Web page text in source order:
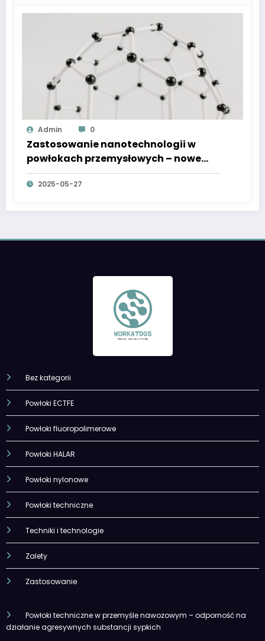
Admin 0
Zastosowanie nanotechnologii w
powłokach przemysłowych – nowe
możliwości
2025-05-27
Bez kategorii
Powłoki ECTFE
Powłoki fluoropolimerowe
Powłoki HALAR
Powłoki nylonowe
Powłoki techniczne
Techniki i technologie
Zalety
Zastosowanie
Powłoki techniczne w przemyśle nawozowym – odporność na
działanie agresywnych substancji sypkich